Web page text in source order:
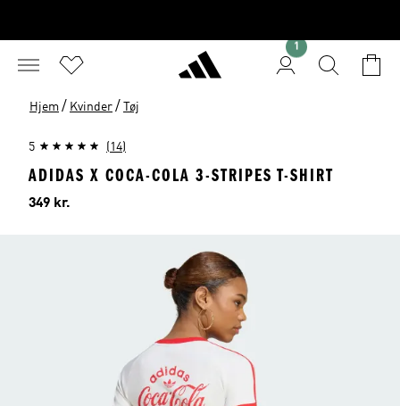
1
Hjem / Kvinder / Tøj
5 (14)
ADIDAS X COCA-COLA 3-STRIPES T-SHIRT
Pris
349 kr.